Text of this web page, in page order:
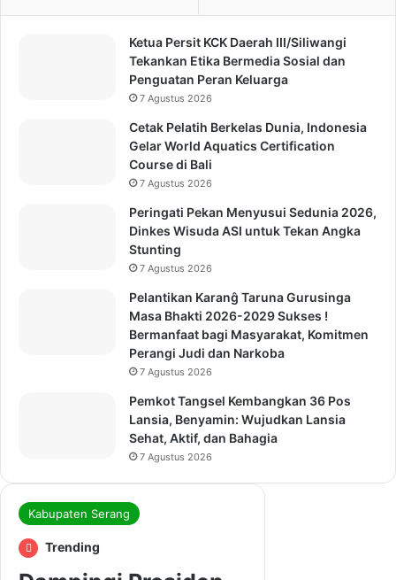
Ketua Persit KCK Daerah III/Siliwangi
Tekankan Etika Bermedia Sosial dan
Penguatan Peran Keluarga
7 Agustus 2026
Cetak Pelatih Berkelas Dunia, Indonesia
Gelar World Aquatics Certification
Course di Bali
7 Agustus 2026
Peringati Pekan Menyusui Sedunia 2026,
Dinkes Wisuda ASI untuk Tekan Angka
Stunting
7 Agustus 2026
Pelantikan Karanĝ Taruna Gurusinga
Masa Bhakti 2026-2029 Sukses !
Bermanfaat bagi Masyarakat, Komitmen
Perangi Judi dan Narkoba
7 Agustus 2026
Pemkot Tangsel Kembangkan 36 Pos
Lansia, Benyamin: Wujudkan Lansia
Sehat, Aktif, dan Bahagia
7 Agustus 2026